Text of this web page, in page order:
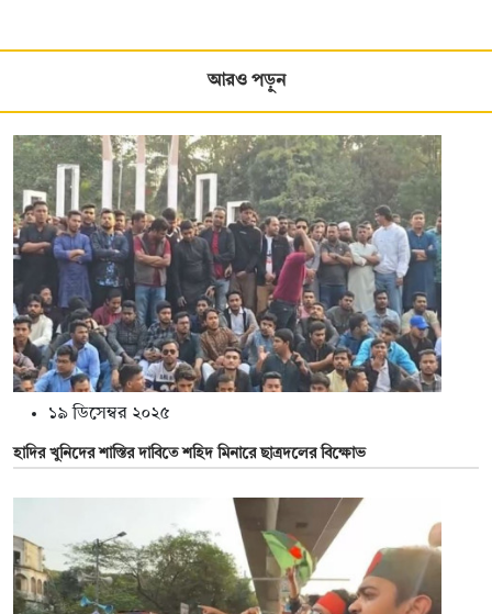
আরও পড়ুন
১৯ ডিসেম্বর ২০২৫
হাদির খুনিদের শাস্তির দাবিতে শহিদ মিনারে ছাত্রদলের বিক্ষোভ